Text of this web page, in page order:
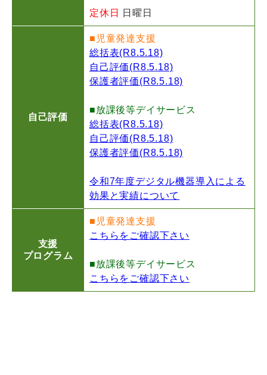
定休日 日曜日
自己評価
■児童発達支援
総括表(R8.5.18)
自己評価(R8.5.18)
保護者評価(R8.5.18)
■放課後等デイサービス
総括表(R8.5.18)
自己評価(R8.5.18)
保護者評価(R8.5.18)
令和7年度デジタル機器導入による
効果と実績について
支援
プログラム
■児童発達支援
こちらをご確認下さい
■放課後等デイサービス
こちらをご確認下さい